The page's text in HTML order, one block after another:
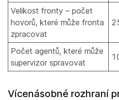
Velikost fronty – počet
hovorů, které může fronta
zpracovat
Počet agentů, které může
supervizor spravovat
Vícenásobné rozhraní